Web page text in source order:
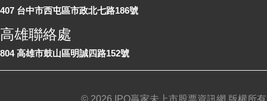
407 台中市西屯區市政北七路186號
高雄聯絡處
804 高雄市鼓山區明誠四路152號
© 2026 IPO贏家未上市股票資訊網 版權所有